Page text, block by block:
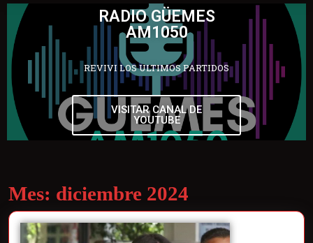
RADIO GÜEMES
AM1050
REVIVI LOS ULTIMOS PARTIDOS
VISITAR CANAL DE
YOUTUBE
Mes: diciembre 2024